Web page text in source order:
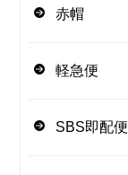
赤帽
軽急便
SBS即配便